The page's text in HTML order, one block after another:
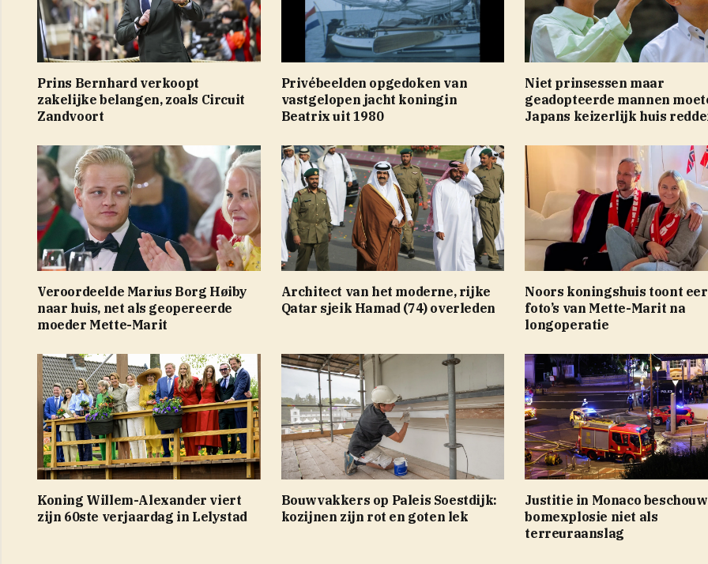
Prins Bernhard verkoopt
zakelijke belangen, zoals Circuit
Zandvoort
Privébeelden opgedoken van
vastgelopen jacht koningin
Beatrix uit 1980
Niet prinsessen maar
geadopteerde mannen
Japans keizerlijk huis
Veroordeelde Marius Borg Høiby
naar huis, net als geopereerde
moeder Mette-Marit
Architect van het moderne, rijke
Qatar sjeik Hamad (74) overleden
Noors koningshuis toont
foto’s van Mette-Marit na
longoperatie
Koning Willem-Alexander viert
zijn 60ste verjaardag in Lelystad
Bouwvakkers op Paleis Soestdijk:
kozijnen zijn rot en goten lek
Justitie in Monaco
bomexplosie niet als
terreuraanslag